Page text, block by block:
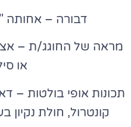
דבורה – אחותה
מראה של החוגג/ת –
או
תכונות אופי בולטות –
קונטרול, חולת נקיון